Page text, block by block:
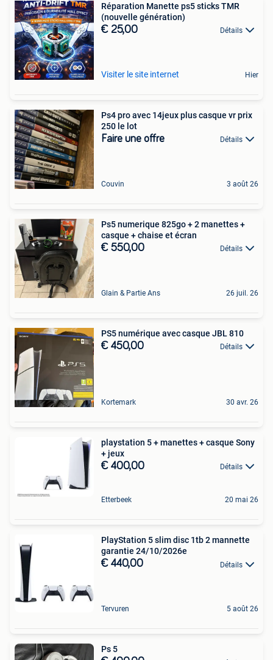
Réparation Manette ps5 sticks TMR
(nouvelle génération)
€ 25,00 Détails
Visiter le site internet Hier
Ps4 pro avec 14jeux plus casque vr prix
250 le lot
Faire une offre Détails
Couvin 3 août 26
Ps5 numerique 825go + 2 manettes +
casque + chaise et écran
€ 550,00 Détails
Glain & Partie Ans 26 juil. 26
PS5 numérique avec casque JBL 810
€ 450,00 Détails
Kortemark 30 avr. 26
playstation 5 + manettes + casque Sony
+ jeux
€ 400,00 Détails
Etterbeek 20 mai 26
PlayStation 5 slim disc 1tb 2 mannette
garantie 24/10/2026e
€ 440,00 Détails
Tervuren 5 août 26
Ps 5